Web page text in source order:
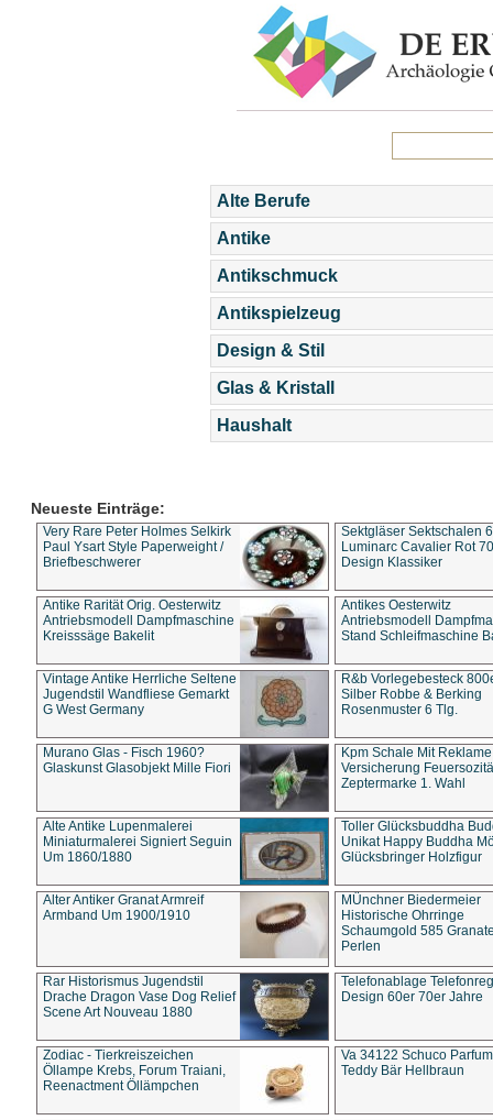
Alte Berufe
Antike
Antikschmuck
Antikspielzeug
Design & Stil
Glas & Kristall
Haushalt
Neueste Einträge:
Very Rare Peter Holmes Selkirk
Paul Ysart Style Paperweight /
Briefbeschwerer
Sektgläser Sektschalen
Luminarc Cavalier Rot
Design Klassiker
Antike Rarität Orig. Oesterwitz
Antriebsmodell Dampfmaschine
Kreisssäge Bakelit
Antikes Oesterwitz
Antriebsmodell
Stand Schleifmaschine
Vintage Antike Herrliche Seltene
Jugendstil Wandfliese Gemarkt
G West Germany
R&b Vorlegebesteck
Silber Robbe & Berking
Rosenmuster 6 Tlg.
Murano Glas - Fisch 1960?
Glaskunst Glasobjekt Mille Fiori
Kpm Schale Mit Reklame
Versicherung
Zeptermarke 1. Wahl
Alte Antike Lupenmalerei
Miniaturmalerei Signiert Seguin
Um 1860/1880
Toller Glücksbuddha
Unikat Happy Buddha
Glücksbringer Holzfigur
Alter Antiker Granat Armreif
Armband Um 1900/1910
MÜnchner Biedermeier
Historische Ohrringe
Schaumgold 585
Perlen
Rar Historismus Jugendstil
Drache Dragon Vase Dog Relief
Scene Art Nouveau 1880
Telefonablage
Design 60er 70er Jahre
Zodiac - Tierkreiszeichen
Öllampe Krebs, Forum Traiani,
Reenactment Öllämpchen
Va 34122 Schuco
Teddy Bär Hellbraun